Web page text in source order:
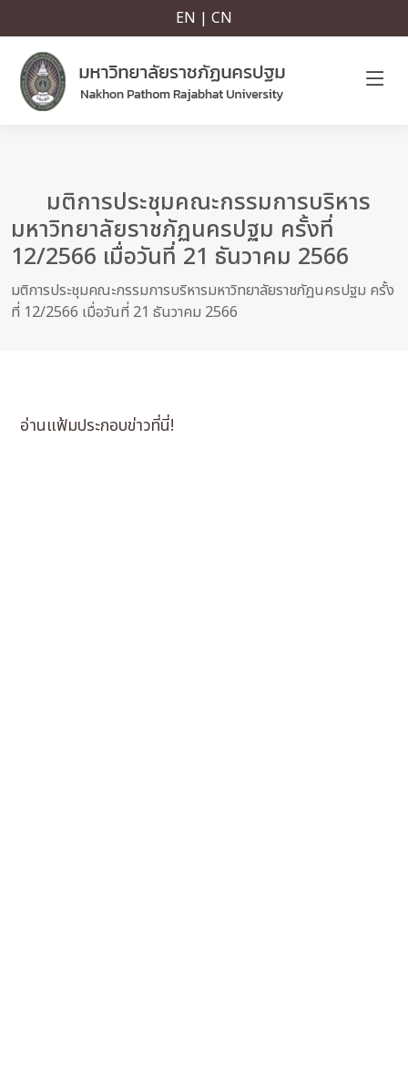
EN | CN
มติการประชุมคณะกรรมการบริหาร
มหาวิทยาลัยราชภัฏนครปฐม ครั้งที่
12/2566 เมื่อวันที่ 21 ธันวาคม 2566
มติการประชุมคณะกรรมการบริหารมหาวิทยาลัยราชภัฏนครปฐม ครั้ง
ที่ 12/2566 เมื่อวันที่ 21 ธันวาคม 2566
อ่านแฟ้มประกอบข่าวที่นี่!